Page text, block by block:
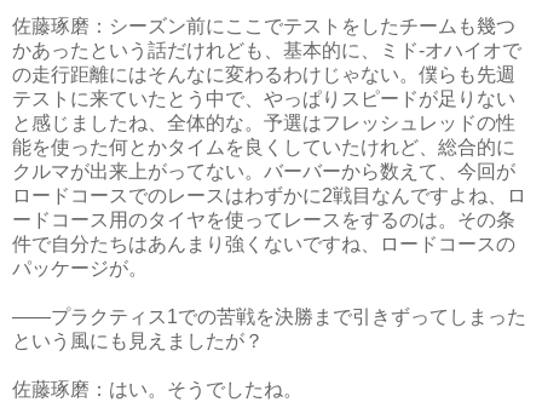
佐藤琢磨：シーズン前にここでテストをしたチームも幾つ
かあったという話だけれども、基本的に、ミド‐オハイオで
の走行距離にはそんなに変わるわけじゃない。僕らも先週
テストに来ていたとう中で、やっぱりスピードが足りない
と感じましたね、全体的な。予選はフレッシュレッドの性
能を使った何とかタイムを良くしていたけれど、総合的に
クルマが出来上がってない。バーバーから数えて、今回が
ロードコースでのレースはわずかに2戦目なんですよね、ロ
ードコース用のタイヤを使ってレースをするのは。その条
件で自分たちはあんまり強くないですね、ロードコースの
パッケージが。
――プラクティス1での苦戦を決勝まで引きずってしまった
という風にも見えましたが？
佐藤琢磨：はい。そうでしたね。